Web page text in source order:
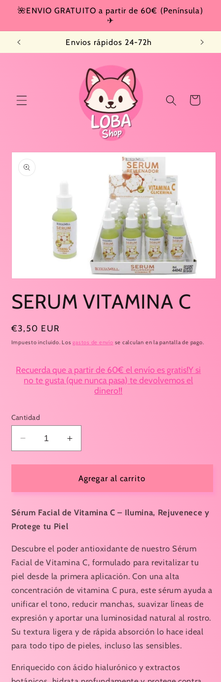
directamente
🌺ENVIO GRATUITO a partir de 60€ (Península)
✈
Envios rápidos 24-72h
Carrito
directamente
información
multimedia
1
en
ventana
modal
SERUM VITAMINA C
Precio
habitual
€3,50 EUR
Impuesto incluido. Losgastos de envío se calculan en la pantalla de pago.
Recuerda que a partir de 60€ el envío es gratis!Y si
no te gusta (que nunca pasa) te devolvemos el
dinero!!
Cantidad
Reducir
cantidad
para
Aumentar
cantidad
para
SERUM
Agregar al carrito
Sérum Facial de Vitamina C – Ilumina, Rejuvenece y
Protege tu Piel
Descubre el poder antioxidante de nuestro Sérum
Facial de Vitamina C, formulado para revitalizar tu
piel desde la primera aplicación. Con una alta
concentración de vitamina C pura, este sérum ayuda a
unificar el tono, reducir manchas, suavizar líneas de
expresión y aportar una luminosidad natural al rostro.
Su textura ligera y de rápida absorción lo hace ideal
para todo tipo de pieles, incluso las sensibles.
Enriquecido con ácido hialurónico y extractos